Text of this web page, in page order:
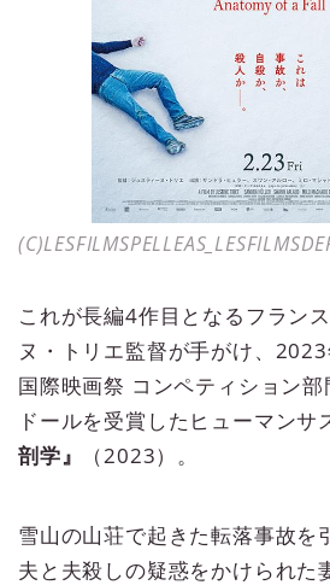
これが長編4作目となるフラン
ヌ・トリエ監督が手がけ、
国際映画祭 コンペティション
ドールを受賞したヒューマンサ
剖学』
（2023）。
雪山の山荘で起きた転落事故を
夫と夫殺しの疑惑をかけられた